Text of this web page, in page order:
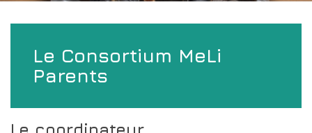
Le Consortium MeLi
Parents